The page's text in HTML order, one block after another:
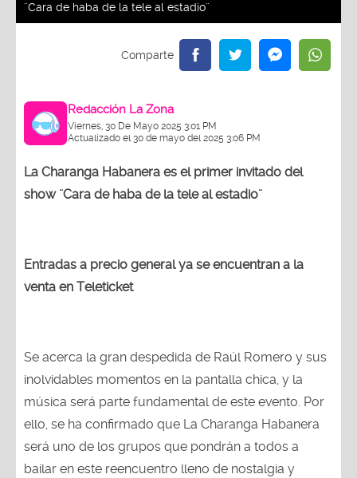
¨Cara de haba de la tele al estadio¨
Redacción La Zona
Viernes, 30 De Mayo 2025 3:01 PM
Actualizado el 30 de mayo del 2025 3:06 PM
La Charanga Habanera es el primer invitado del
show ¨Cara de haba de la tele al estadio¨
Entradas a precio general ya se encuentran a la
venta en Teleticket
Se acerca la gran despedida de Raúl Romero y sus
inolvidables momentos en la pantalla chica, y la
música será parte fundamental de este evento. Por
ello, se ha confirmado que La Charanga Habanera
será uno de los grupos que pondrán a todos a
bailar en este reencuentro lleno de nostalgia y